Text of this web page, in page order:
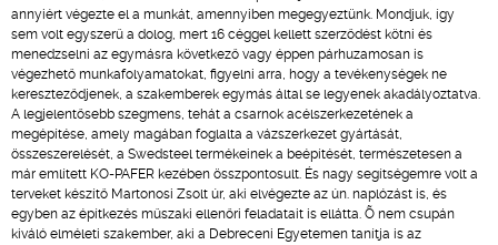
annyiért végezte el a munkát, amennyiben megegyeztünk. Mondjuk, így
sem volt egyszerű a dolog, mert 16 céggel kellett szerződést kötni és
menedzselni az egymásra következő vagy éppen párhuzamosan is
végezhető munkafolyamatokat, figyelni arra, hogy a tevékenységek ne
kereszteződjenek, a szakemberek egymás által se legyenek akadályoztatva.
A legjelentősebb szegmens, tehát a csarnok acélszerkezetének a
megépítése, amely magában foglalta a vázszerkezet gyártását,
összeszerelését, a Swedsteel termékeinek a beépítését, természetesen a
már említett KO-PAFER kezében összpontosult. És nagy segítségemre volt a
terveket készítő Martonosi Zsolt úr, aki elvégezte az ún. naplózást is, és
egyben az építkezés műszaki ellenőri feladatait is ellátta. Õ nem csupán
kiváló elméleti szakember, aki a Debreceni Egyetemen tanítja is az